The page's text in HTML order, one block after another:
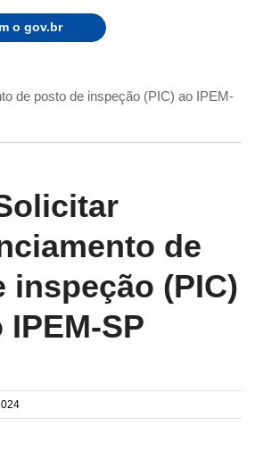
o gov.br
de posto de inspeção (PIC) ao IPEM-
de
inspeção (PIC)
IPEM-SP